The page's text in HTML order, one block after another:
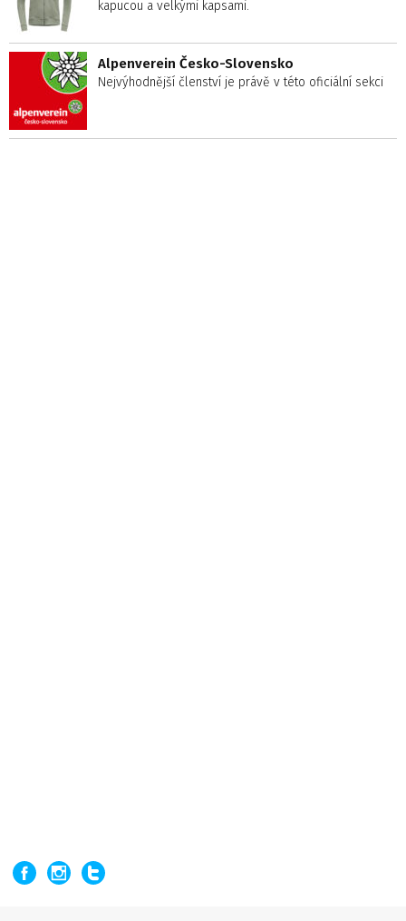
kapucou a velkými kapsami.
Alpenverein Česko-Slovensko
Nejvýhodnější členství je právě v této oficiální sekci